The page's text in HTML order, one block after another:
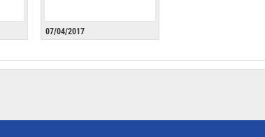
07/04/2017